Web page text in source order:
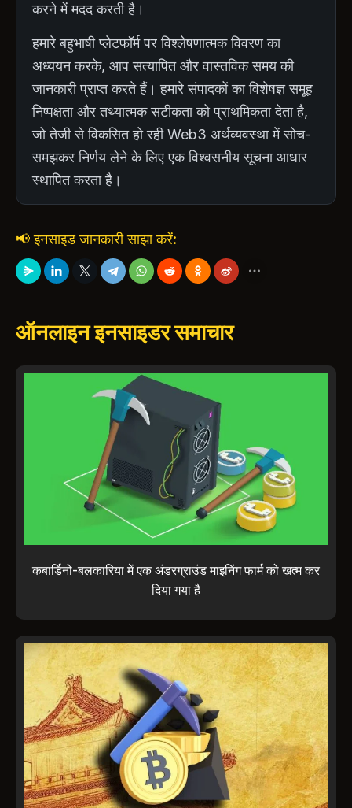
करने में मदद करती है।
हमारे बहुभाषी प्लेटफॉर्म पर विश्लेषणात्मक विवरण का
अध्ययन करके, आप सत्यापित और वास्तविक समय की
जानकारी प्राप्त करते हैं। हमारे संपादकों का विशेषज्ञ समूह
निष्पक्षता और तथ्यात्मक सटीकता को प्राथमिकता देता है,
जो तेजी से विकसित हो रही Web3 अर्थव्यवस्था में सोच-
समझकर निर्णय लेने के लिए एक विश्वसनीय सूचना आधार
स्थापित करता है।
📢 इनसाइड जानकारी साझा करें:
ऑनलाइन इनसाइडर समाचार
कबार्डिनो-बलकारिया में एक अंडरग्राउंड माइनिंग फार्म को खत्म कर
दिया गया है